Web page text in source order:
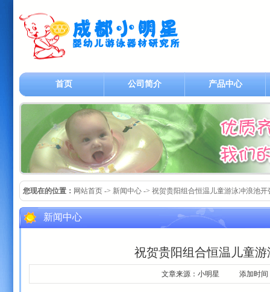
首页 公司简介 产品中心
您现在的位置： 网站首页 -> 新闻中心 -> 祝贺贵阳组合恒温儿童游泳冲浪池开
新闻中心
祝贺贵阳组合恒温儿童
文章来源：小明星 添加时间：